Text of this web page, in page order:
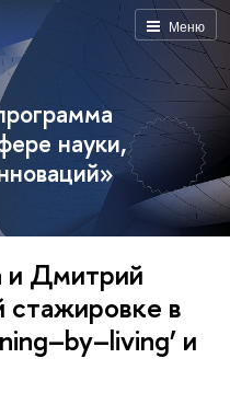
Меню
науки,
и Дмитрий
стажировке в
и